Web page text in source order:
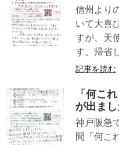
信州より
いて大喜
すが、天
す。帰省
記事を読む
「何こ
が出まし
神戸阪急
間「何こ